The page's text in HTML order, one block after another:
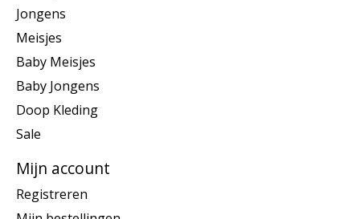
Jongens
Meisjes
Baby Meisjes
Baby Jongens
Doop Kleding
Sale
Mijn account
Registreren